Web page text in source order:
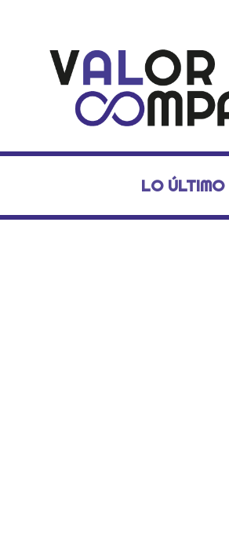
LO ÚLTIMO